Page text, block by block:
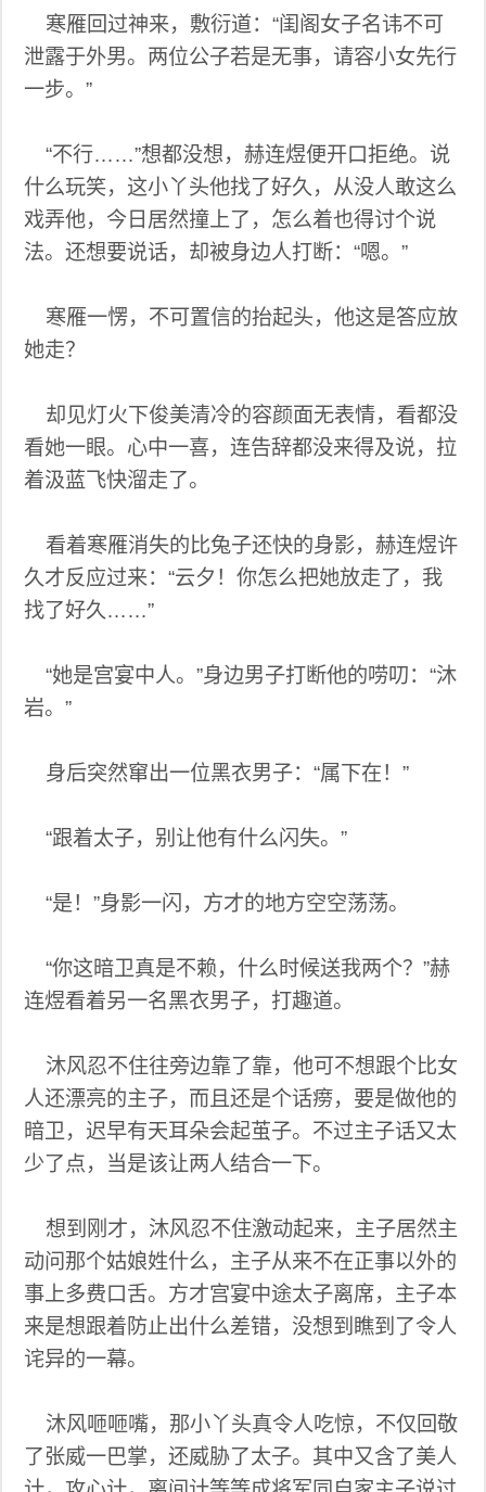
寒雁回过神来，敷衍道：“闺阁女子名讳不可
泄露于外男。两位公子若是无事，请容小女先行
一步。”
“不行……”想都没想，赫连煜便开口拒绝。说
什么玩笑，这小丫头他找了好久，从没人敢这么
戏弄他，今日居然撞上了，怎么着也得讨个说
法。还想要说话，却被身边人打断：“嗯。”
寒雁一愣，不可置信的抬起头，他这是答应放
她走？
却见灯火下俊美清冷的容颜面无表情，看都没
看她一眼。心中一喜，连告辞都没来得及说，拉
着汲蓝飞快溜走了。
看着寒雁消失的比兔子还快的身影，赫连煜许
久才反应过来：“云夕！你怎么把她放走了，我
找了好久……”
“她是宫宴中人。”身边男子打断他的唠叨：“沐
岩。”
身后突然窜出一位黑衣男子：“属下在！”
“跟着太子，别让他有什么闪失。”
“是！”身影一闪，方才的地方空空荡荡。
“你这暗卫真是不赖，什么时候送我两个？”赫
连煜看着另一名黑衣男子，打趣道。
沐风忍不住往旁边靠了靠，他可不想跟个比女
人还漂亮的主子，而且还是个话痨，要是做他的
暗卫，迟早有天耳朵会起茧子。不过主子话又太
少了点，当是该让两人结合一下。
想到刚才，沐风忍不住激动起来，主子居然主
动问那个姑娘姓什么，主子从来不在正事以外的
事上多费口舌。方才宫宴中途太子离席，主子本
来是想跟着防止出什么差错，没想到瞧到了令人
诧异的一幕。
沐风咂咂嘴，那小丫头真令人吃惊，不仅回敬
了张威一巴掌，还威胁了太子。其中又含了美人